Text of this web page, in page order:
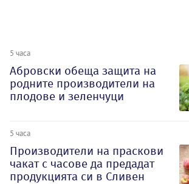
5 часа
Абровски обеща защита на
родните производители на
плодове и зеленчуци
5 часа
Производители на праскови
чакат с часове да предадат
продукцията си в Сливен